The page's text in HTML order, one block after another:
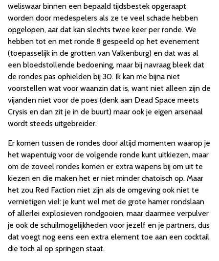
weliswaar binnen een bepaald tijdsbestek opgeraapt
worden door medespelers als ze te veel schade hebben
opgelopen, aar dat kan slechts twee keer per ronde. We
hebben tot en met ronde 8 gespeeld op het evenement
(toepasselijk in de grotten van Valkenburg) en dat was al
een bloedstollende bedoening, maar bij navraag bleek dat
de rondes pas ophielden bij 30. Ik kan me bijna niet
voorstellen wat voor waanzin dat is, want niet alleen zijn de
vijanden niet voor de poes (denk aan Dead Space meets
Crysis en dan zit je in de buurt) maar ook je eigen arsenaal
wordt steeds uitgebreider.
Er komen tussen de rondes door altijd momenten waarop je
het wapentuig voor de volgende ronde kunt uitkiezen, maar
om de zoveel rondes komen er extra wapens bij om uit te
kiezen en die maken het er niet minder chatoisch op. Maar
het zou Red Faction niet zijn als de omgeving ook niet te
vernietigen viel: je kunt wel met de grote hamer rondslaan
of allerlei explosieven rondgooien, maar daarmee verpulver
je ook de schuilmogelijkheden voor jezelf en je partners, dus
dat voegt nog eens een extra element toe aan een cocktail
die toch al op springen staat.